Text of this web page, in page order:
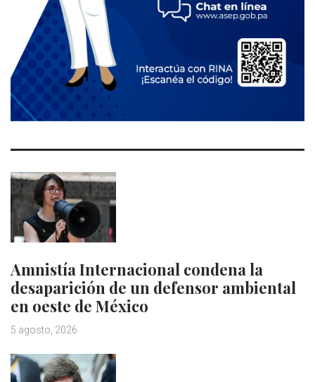
Amnistía Internacional condena la
desaparición de un defensor ambiental
en oeste de México
5 agosto, 2026